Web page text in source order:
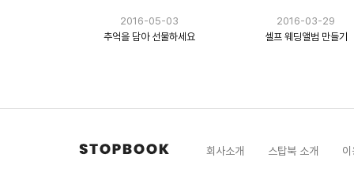
2016-05-03
추억을 담아 선물하세요
2016-03-29
셀프 웨딩앨범 만들기
회사소개 스탑북 소개